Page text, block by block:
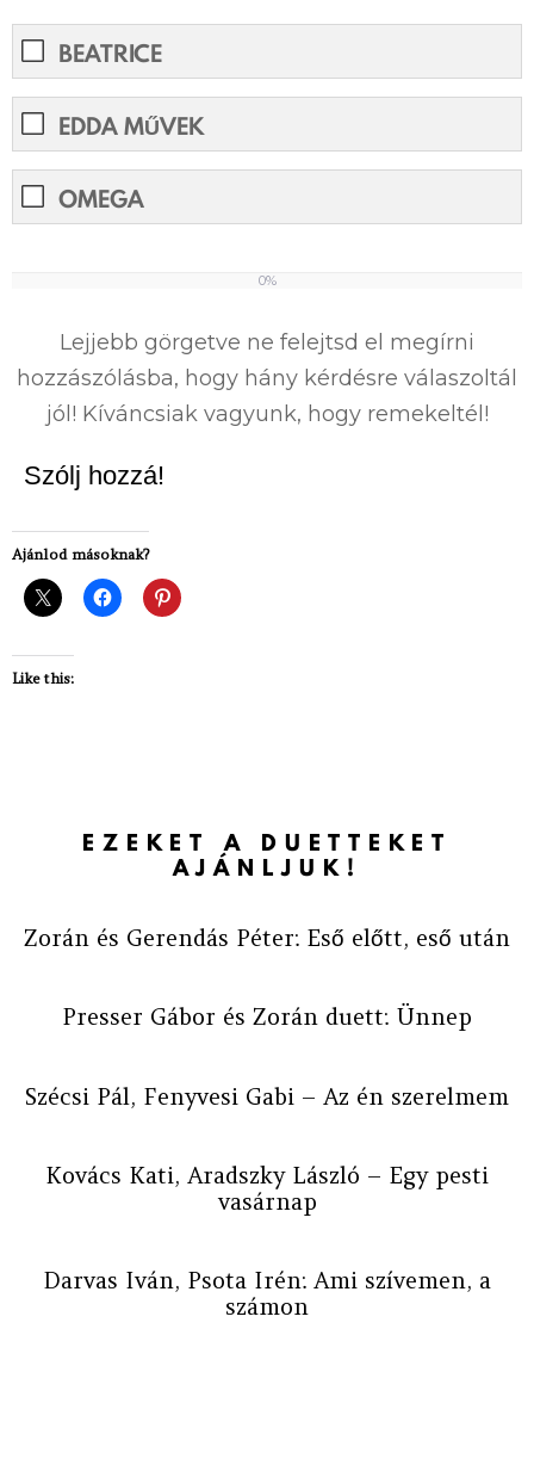
BEATRICE
EDDA MŰVEK
OMEGA
0%
Lejjebb görgetve ne felejtsd el megírni
hozzászólásba, hogy hány kérdésre válaszoltál
jól! Kíváncsiak vagyunk, hogy remekeltél!
Szólj hozzá!
Ajánlod másoknak?
Like this:
EZEKET A DUETTEKET
AJÁNLJUK!
Zorán és Gerendás Péter: Eső előtt, eső után
Presser Gábor és Zorán duett: Ünnep
Szécsi Pál, Fenyvesi Gabi – Az én szerelmem
Kovács Kati, Aradszky László – Egy pesti
vasárnap
Darvas Iván, Psota Irén: Ami szívemen, a
számon